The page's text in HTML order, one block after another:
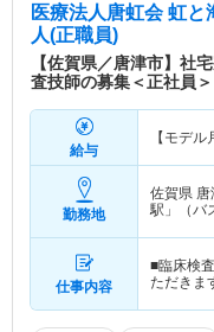
医療法人唐虹会 虹と
人(正職員)
【佐賀県／唐津市】社
査技師の募集＜正社員＞
給与
【モデル
勤務地
佐賀県 唐
駅」（バ
仕事内容
■臨床検
ただきま